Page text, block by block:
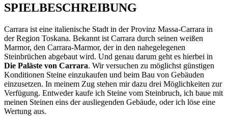
SPIELBESCHREIBUNG
Carrara ist eine italienische Stadt in der Provinz Massa-Carrara in
der Region Toskana. Bekannt ist Carrara durch seinen weißen
Marmor, den Carrara-Marmor, der in den nahegelegenen
Steinbrüchen abgebaut wird. Und genau darum geht es hierbei in
Die Paläste von Carrara. Wir versuchen zu möglichst günstigen
Konditionen Steine einzukaufen und beim Bau von Gebäuden
einzusetzen. In meinem Zug stehen mir dazu drei Möglichkeiten zur
Verfügung. Entweder kaufe ich Steine vom Steinbruch, ich baue mit
meinen Steinen eins der ausliegenden Gebäude, oder ich löse eine
Wertung aus.